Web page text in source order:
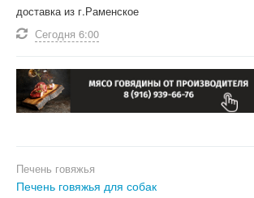
доставка из г.Раменское
Сегодня 6:00
Печень говяжья
Печень говяжья для собак